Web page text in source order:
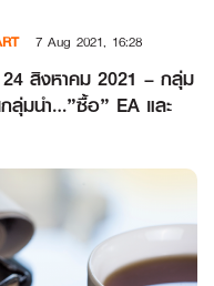
7 Aug 2021, 16:28
สิงหาคม 2021 – กลุ่ม
ลุ่มนำ…”ซื้อ” EA และ